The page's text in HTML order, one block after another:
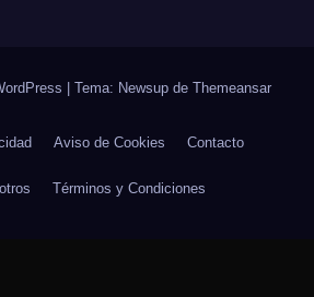
| Tema: Newsup de Themeansar
Aviso de Cookies Contacto
Términos y Condiciones